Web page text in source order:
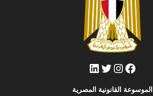
فيسبوكإنستجرام
تويتر لينكد إن
الموسوعة القانونية المصرية